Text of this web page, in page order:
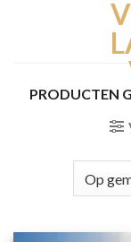
PRODUCTEN